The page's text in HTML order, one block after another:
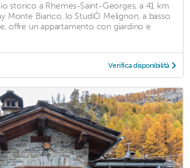
storico a Rhemes-Saint-Georges, a 41 km
Monte Bianco, lo StudiÒ Melignon, a basso
offre un appartamento con giardino e
Verifica disponibilità